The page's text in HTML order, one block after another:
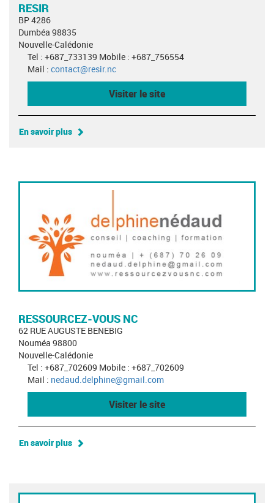
RESIR
BP 4286
Dumbéa 98835
Nouvelle-Calédonie
Tel : +687_733139 Mobile : +687_756554
Mail : contact@resir.nc
Visiter le site
En savoir plus
RESSOURCEZ-VOUS NC
62 RUE AUGUSTE BENEBIG
Nouméa 98800
Nouvelle-Calédonie
Tel : +687_702609 Mobile : +687_702609
Mail : nedaud.delphine@gmail.com
Visiter le site
En savoir plus